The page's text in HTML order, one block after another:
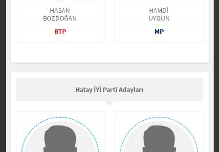
HASAN
BOZDOĞAN
BTP
HAMDİ
UYGUN
MP
Hatay İYİ Parti Adayları